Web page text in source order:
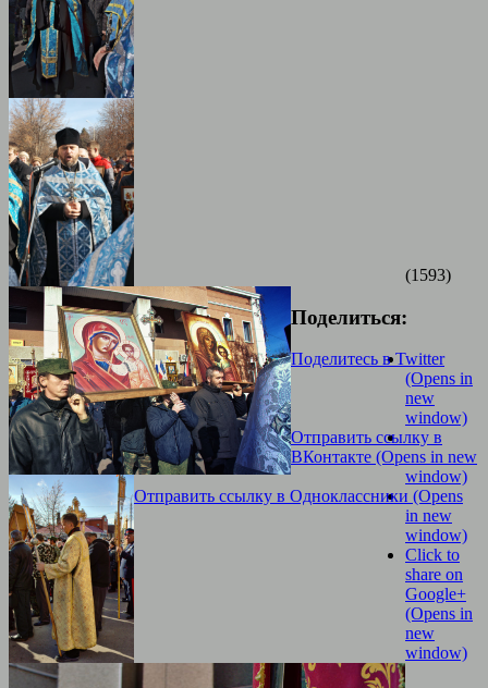
(1593)
Поделиться:
Поделитесь в Twitter
(Opens in
new
window)
Отправить ссылку в
ВКонтакте (Opens in new
window)
Отправить ссылку в Одноклассники (Opens
in new
window)
Click to
share on
Google+
(Opens in
new
window)